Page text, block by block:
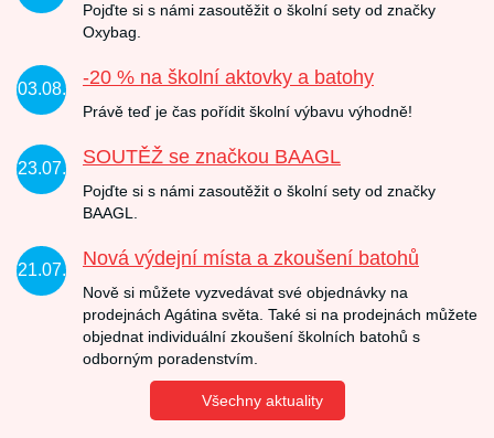
Pojďte si s námi zasoutěžit o školní sety od značky
Oxybag.
03.08.
-20 % na školní aktovky a batohy
Právě teď je čas pořídit školní výbavu výhodně!
23.07.
SOUTĚŽ se značkou BAAGL
Pojďte si s námi zasoutěžit o školní sety od značky
BAAGL.
21.07.
Nová výdejní místa a zkoušení batohů
Nově si můžete vyzvedávat své objednávky na
prodejnách Agátina světa. Také si na prodejnách můžete
objednat individuální zkoušení školních batohů s
odborným poradenstvím.
Všechny aktuality